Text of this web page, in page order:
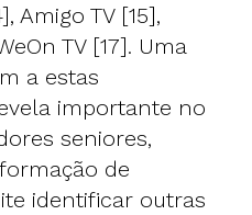
Amigo TV [15],
TV [17]. Uma
a estas
importante no
seniores,
de
identificar outras